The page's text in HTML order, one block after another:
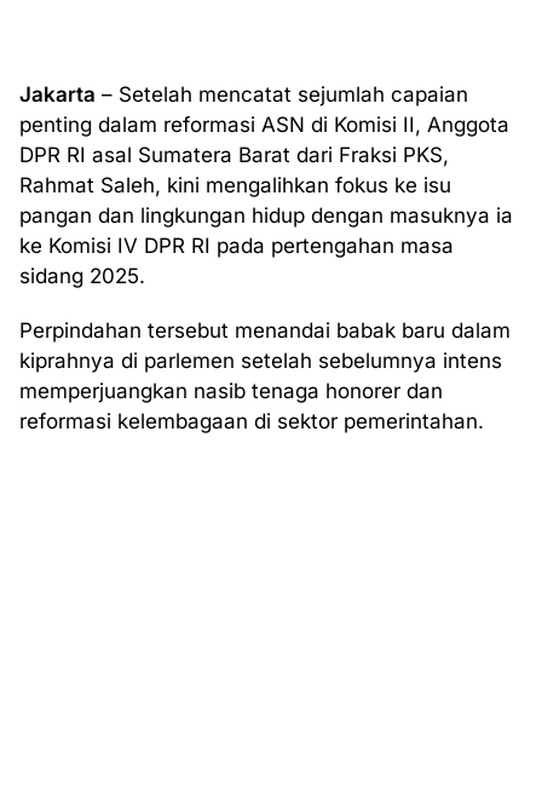
Jakarta – Setelah mencatat sejumlah capaian
penting dalam reformasi ASN di Komisi II, Anggota
DPR RI asal Sumatera Barat dari Fraksi PKS,
Rahmat Saleh, kini mengalihkan fokus ke isu
pangan dan lingkungan hidup dengan masuknya ia
ke Komisi IV DPR RI pada pertengahan masa
sidang 2025.
Perpindahan tersebut menandai babak baru dalam
kiprahnya di parlemen setelah sebelumnya intens
memperjuangkan nasib tenaga honorer dan
reformasi kelembagaan di sektor pemerintahan.